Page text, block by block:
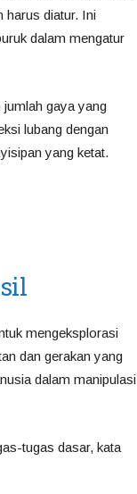
harus diatur. Ini
dalam mengatur
gaya yang
lubang dengan
yang ketat.
mengeksplorasi
dan gerakan yang
dalam manipulasi
tugas dasar, kata